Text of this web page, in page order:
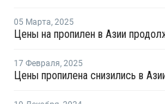
05 Марта, 2025
17 Февраля, 2025
Цены пропилена снизились в